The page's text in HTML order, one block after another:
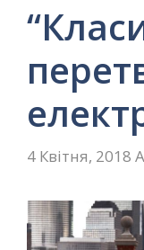
4 Квітня, 2018